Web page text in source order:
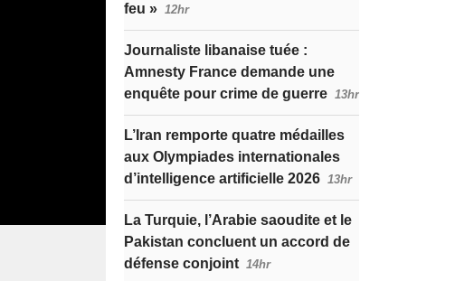
feu » 12hr
Journaliste libanaise tuée :
Amnesty France demande une
enquête pour crime de guerre 13hr
L’Iran remporte quatre médailles
aux Olympiades internationales
d’intelligence artificielle 2026 13hr
La Turquie, l’Arabie saoudite et le
Pakistan concluent un accord de
défense conjoint 14hr